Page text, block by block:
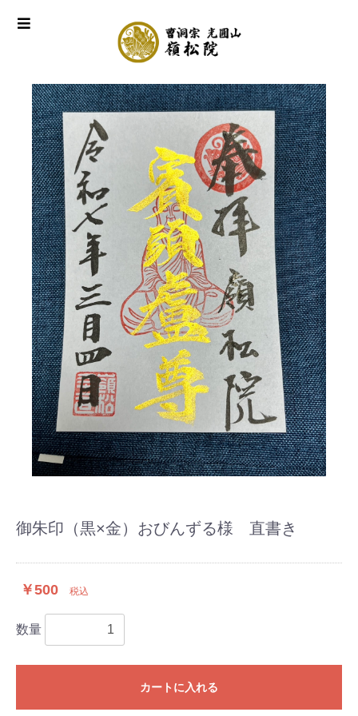
御朱印（黒×金）おびんずる様 直書き
￥500 税込
数量
カートに入れる